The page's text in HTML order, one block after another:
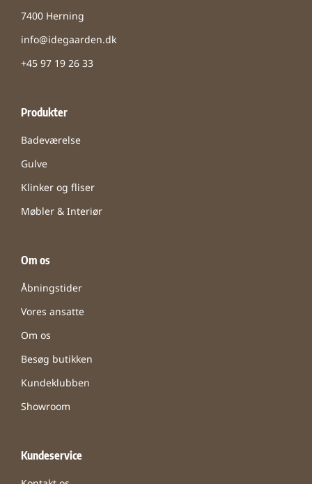
7400 Herning
info@idegaarden.dk
+45 97 19 26 33
Produkter
Badeværelse
Gulve
Klinker og fliser
Møbler & Interiør
Om os
Åbningstider
Vores ansatte
Om os
Besøg butikken
Kundeklubben
Showroom
Kundeservice